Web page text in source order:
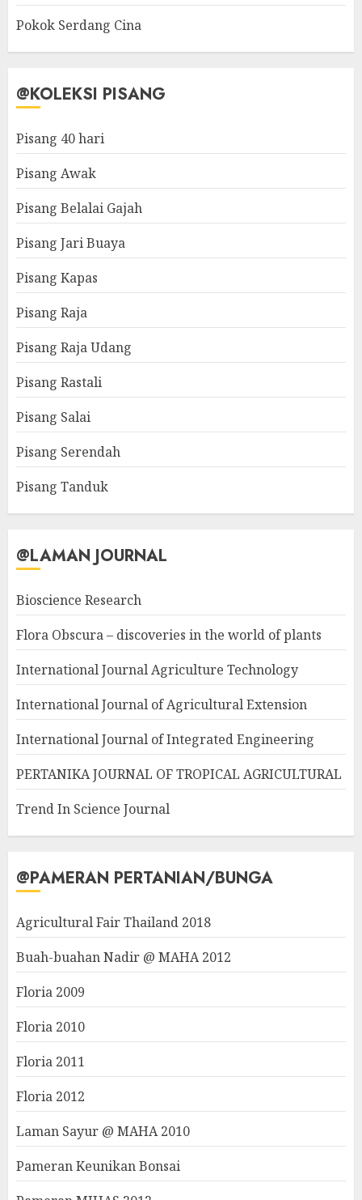
Pokok Serdang Cina
@KOLEKSI PISANG
Pisang 40 hari
Pisang Awak
Pisang Belalai Gajah
Pisang Jari Buaya
Pisang Kapas
Pisang Raja
Pisang Raja Udang
Pisang Rastali
Pisang Salai
Pisang Serendah
Pisang Tanduk
@LAMAN JOURNAL
Bioscience Research
Flora Obscura – discoveries in the world of plants
International Journal Agriculture Technology
International Journal of Agricultural Extension
International Journal of Integrated Engineering
PERTANIKA JOURNAL OF TROPICAL AGRICULTURAL
Trend In Science Journal
@PAMERAN PERTANIAN/BUNGA
Agricultural Fair Thailand 2018
Buah-buahan Nadir @ MAHA 2012
Floria 2009
Floria 2010
Floria 2011
Floria 2012
Laman Sayur @ MAHA 2010
Pameran Keunikan Bonsai